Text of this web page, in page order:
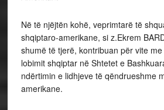
Në të njëjtën kohë, veprimtarë të
shqiptaro-amerikane, si z.Ekrem
shumë të tjerë, kontribuan për vite
lobimit shqiptar në Shtetet e
ndërtimin e lidhjeve të qëndrueshme
amerikane.